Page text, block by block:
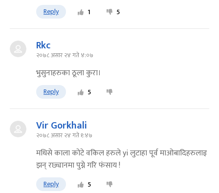
Reply 1 5
Rkc
२०७८ असार २४ गते ४:०७
भुसुनाहरुका ठूला कुरा।
Reply 5
Vir Gorkhali
२०७८ असार २४ गते १:४७
मधिसे काला कोटे वकिल हरुले yi लुटाहा पूर्व माओबादिहरुलाइ
झन् रछ्यानमा पुग्ने गरि फंसाय !
Reply 5